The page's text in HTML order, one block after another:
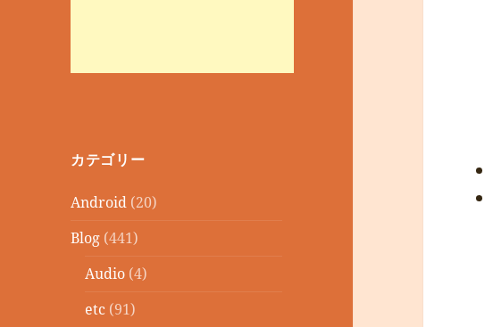
カテゴリー
Android (20)
Blog (441)
Audio (4)
etc (91)